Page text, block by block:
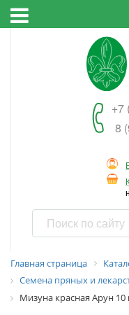
+7
8
Главная страница
Семена пряных и
Мизуна красная Арун 10